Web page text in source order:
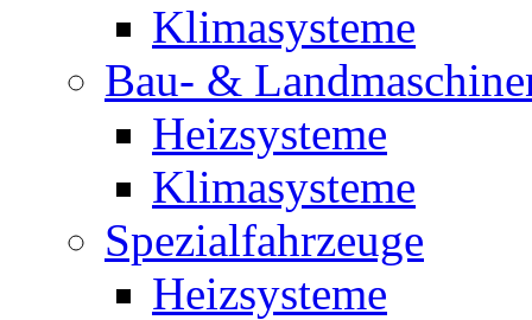
Klimasysteme
Bau- &
Heizsysteme
Klimasysteme
Spezialfahrzeuge
Heizsysteme